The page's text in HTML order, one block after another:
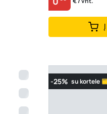
-25% su kortele